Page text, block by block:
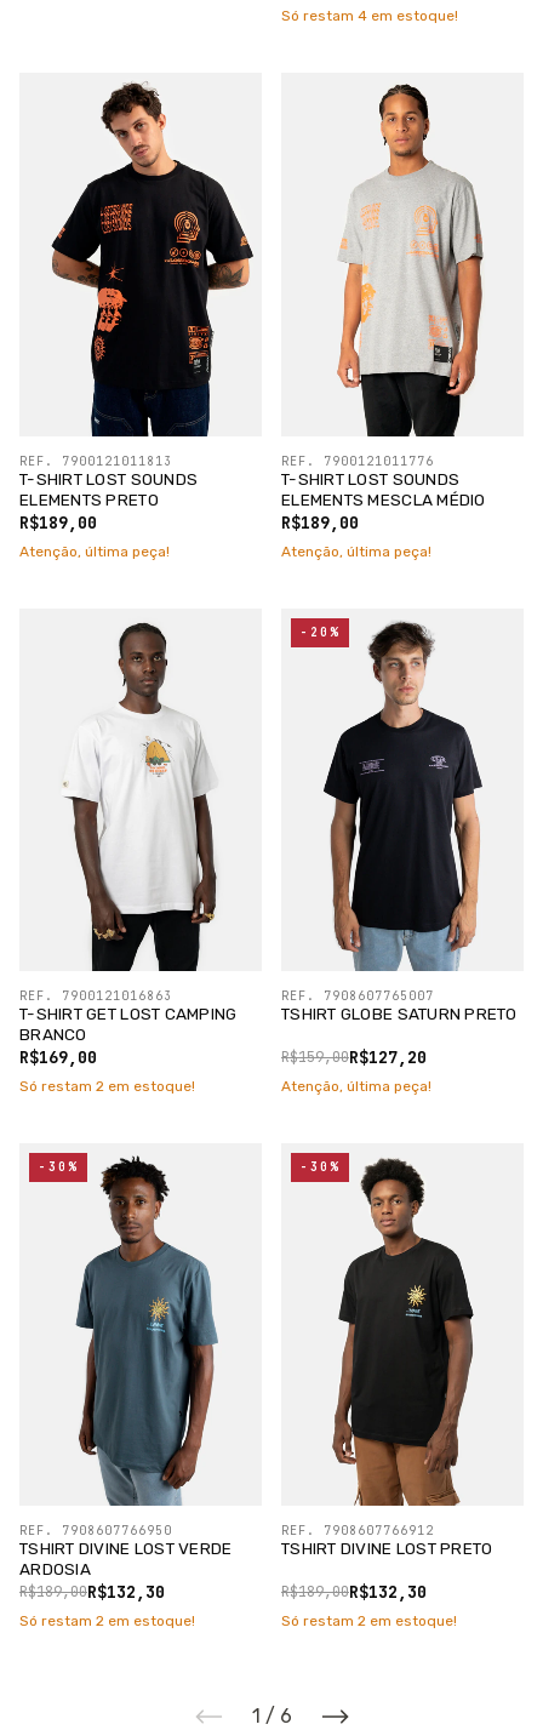
Só restam 4 em estoque!
T-SHIRT LOST SOUNDS
ELEMENTS PRETO
R$189,00
REF. 7900121011813
Atenção, última peça!
T-SHIRT LOST SOUNDS
ELEMENTS MESCLA MÉDIO
R$189,00
REF. 7900121011776
Atenção, última peça!
T-SHIRT GET LOST CAMPING
BRANCO
R$169,00
REF. 7900121016863
Só restam 2 em estoque!
TSHIRT GLOBE SATURN PRETO
R$127,20
R$159,00
REF. 7908607765007
-20%
Atenção, última peça!
TSHIRT DIVINE LOST VERDE
ARDOSIA
R$132,30
R$189,00
REF. 7908607766950
-30%
Só restam 2 em estoque!
TSHIRT DIVINE LOST PRETO
R$132,30
R$189,00
REF. 7908607766912
-30%
Só restam 2 em estoque!
1 / 6